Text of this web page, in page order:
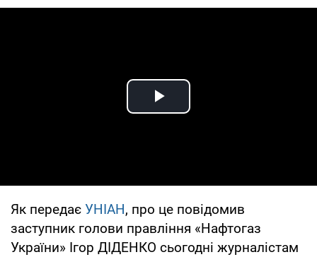
Play Video
Як передає УНІАН, про це повідомив
заступник голови правління «Нафтогаз
України» Ігор ДІДЕНКО сьогодні журналістам